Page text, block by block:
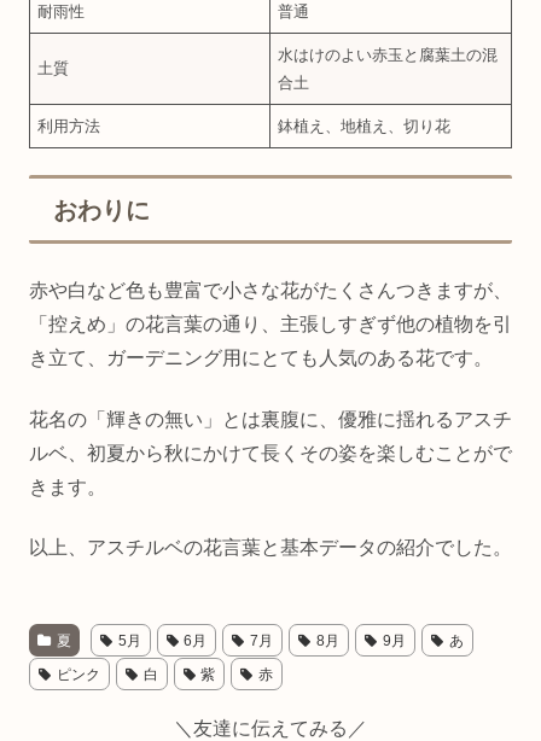
耐雨性 普通
土質
水はけのよい赤玉と腐葉土の混
合土
利用方法 鉢植え、地植え、切り花
おわりに
赤や白など色も豊富で小さな花がたくさんつきますが、
「控えめ」の花言葉の通り、主張しすぎず他の植物を引
き立て、ガーデニング用にとても人気のある花です。
花名の「輝きの無い」とは裏腹に、優雅に揺れるアスチ
ルベ、初夏から秋にかけて長くその姿を楽しむことがで
きます。
以上、アスチルベの花言葉と基本データの紹介でした。
夏 5月 6月 7月 8月 9月 あ
ピンク 白 紫 赤
＼友達に伝えてみる／